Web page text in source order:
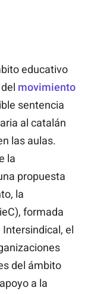
educativo
movimiento
sentencia
al catalán
las aulas.
la
propuesta
la
formada
Intersindical, el
del ámbito
a la